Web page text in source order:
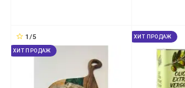
1/5
ХИТ ПРОДАЖ
ХИТ ПРОДАЖ